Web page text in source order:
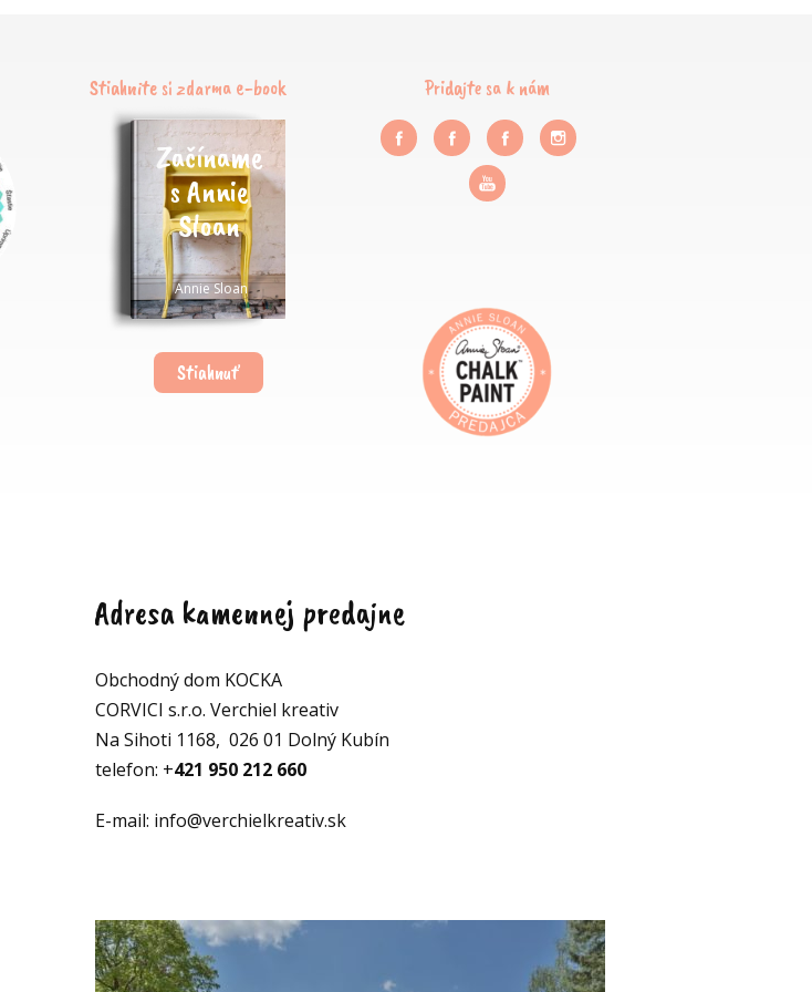
Stiahnite si zdarma e-book
Začíname
s Annie
Sloan
Annie Sloan
Stiahnuť
Pridajte sa k nám
Adresa kamennej predajne
Obchodný dom KOCKA
CORVICI s.r.o. Verchiel kreativ
Na Sihoti 1168, 026 01 Dolný Kubín
telefon: +421 950 212 660
E-mail: info@verchielkreativ.sk